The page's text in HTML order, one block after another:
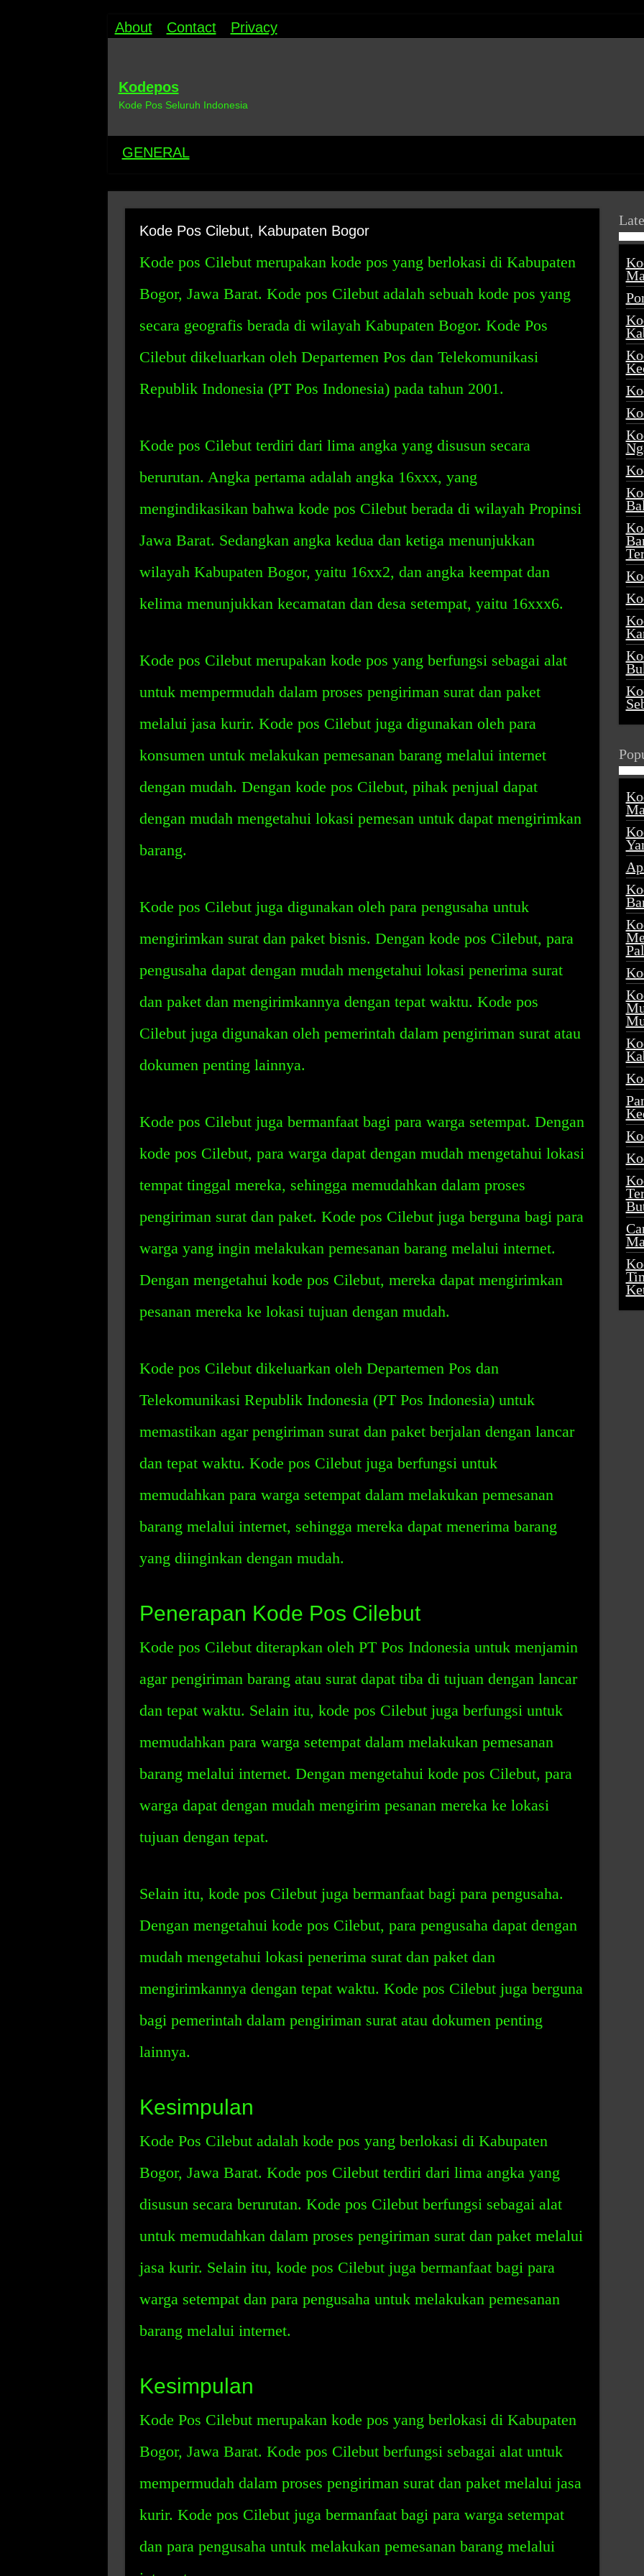
About Contact Privacy
Kodepos
Kode Pos Seluruh Indonesia
GENERAL
Kode Pos Cilebut, Kabupaten Bogor
Kode pos Cilebut merupakan kode pos yang berlokasi di Kabupaten
Bogor, Jawa Barat. Kode pos Cilebut adalah sebuah kode pos yang
secara geografis berada di wilayah Kabupaten Bogor. Kode Pos
Cilebut dikeluarkan oleh Departemen Pos dan Telekomunikasi
Republik Indonesia (PT Pos Indonesia) pada tahun 2001.
Kode pos Cilebut terdiri dari lima angka yang disusun secara
berurutan. Angka pertama adalah angka 16xxx, yang
mengindikasikan bahwa kode pos Cilebut berada di wilayah Propinsi
Jawa Barat. Sedangkan angka kedua dan ketiga menunjukkan
wilayah Kabupaten Bogor, yaitu 16xx2, dan angka keempat dan
kelima menunjukkan kecamatan dan desa setempat, yaitu 16xxx6.
Kode pos Cilebut merupakan kode pos yang berfungsi sebagai alat
untuk mempermudah dalam proses pengiriman surat dan paket
melalui jasa kurir. Kode pos Cilebut juga digunakan oleh para
konsumen untuk melakukan pemesanan barang melalui internet
dengan mudah. Dengan kode pos Cilebut, pihak penjual dapat
dengan mudah mengetahui lokasi pemesan untuk dapat mengirimkan
barang.
Kode pos Cilebut juga digunakan oleh para pengusaha untuk
mengirimkan surat dan paket bisnis. Dengan kode pos Cilebut, para
pengusaha dapat dengan mudah mengetahui lokasi penerima surat
dan paket dan mengirimkannya dengan tepat waktu. Kode pos
Cilebut juga digunakan oleh pemerintah dalam pengiriman surat atau
dokumen penting lainnya.
Kode pos Cilebut juga bermanfaat bagi para warga setempat. Dengan
kode pos Cilebut, para warga dapat dengan mudah mengetahui lokasi
tempat tinggal mereka, sehingga memudahkan dalam proses
pengiriman surat dan paket. Kode pos Cilebut juga berguna bagi para
warga yang ingin melakukan pemesanan barang melalui internet.
Dengan mengetahui kode pos Cilebut, mereka dapat mengirimkan
pesanan mereka ke lokasi tujuan dengan mudah.
Kode pos Cilebut dikeluarkan oleh Departemen Pos dan
Telekomunikasi Republik Indonesia (PT Pos Indonesia) untuk
memastikan agar pengiriman surat dan paket berjalan dengan lancar
dan tepat waktu. Kode pos Cilebut juga berfungsi untuk
memudahkan para warga setempat dalam melakukan pemesanan
barang melalui internet, sehingga mereka dapat menerima barang
yang diinginkan dengan mudah.
Penerapan Kode Pos Cilebut
Kode pos Cilebut diterapkan oleh PT Pos Indonesia untuk menjamin
agar pengiriman barang atau surat dapat tiba di tujuan dengan lancar
dan tepat waktu. Selain itu, kode pos Cilebut juga berfungsi untuk
memudahkan para warga setempat dalam melakukan pemesanan
barang melalui internet. Dengan mengetahui kode pos Cilebut, para
warga dapat dengan mudah mengirim pesanan mereka ke lokasi
tujuan dengan tepat.
Selain itu, kode pos Cilebut juga bermanfaat bagi para pengusaha.
Dengan mengetahui kode pos Cilebut, para pengusaha dapat dengan
mudah mengetahui lokasi penerima surat dan paket dan
mengirimkannya dengan tepat waktu. Kode pos Cilebut juga berguna
bagi pemerintah dalam pengiriman surat atau dokumen penting
lainnya.
Kesimpulan
Kode Pos Cilebut adalah kode pos yang berlokasi di Kabupaten
Bogor, Jawa Barat. Kode pos Cilebut terdiri dari lima angka yang
disusun secara berurutan. Kode pos Cilebut berfungsi sebagai alat
untuk memudahkan dalam proses pengiriman surat dan paket melalui
jasa kurir. Selain itu, kode pos Cilebut juga bermanfaat bagi para
warga setempat dan para pengusaha untuk melakukan pemesanan
barang melalui internet.
Kesimpulan
Kode Pos Cilebut merupakan kode pos yang berlokasi di Kabupaten
Bogor, Jawa Barat. Kode pos Cilebut berfungsi sebagai alat untuk
mempermudah dalam proses pengiriman surat dan paket melalui jasa
kurir. Kode pos Cilebut juga bermanfaat bagi para warga setempat
dan para pengusaha untuk melakukan pemesanan barang melalui